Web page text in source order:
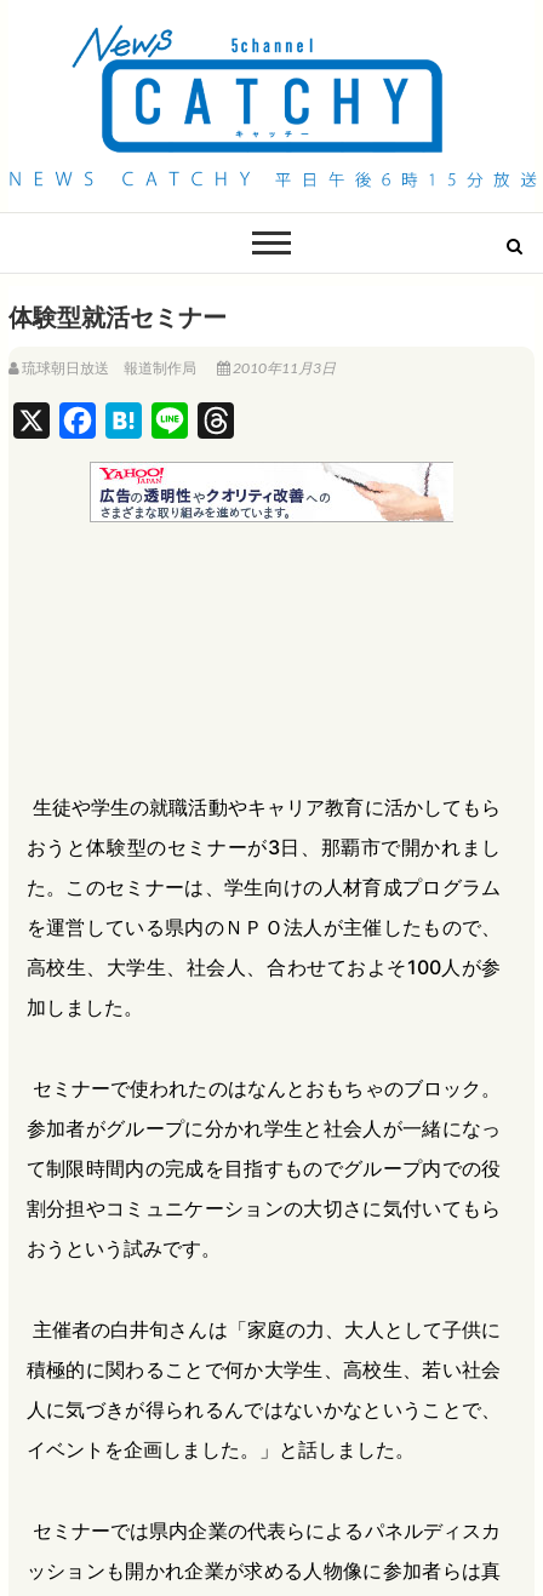
QAB NEWS Headline
体験型就活セミナー
琉球朝日放送 報道制作局 2010年11月3日
a
c
e
H
a
t
e
i
n
e
h
r
e
生徒や学生の就職活動やキャリア教育に活かしてもら
おうと体験型のセミナーが3日、那覇市で開かれまし
た。このセミナーは、学生向けの人材育成プログラム
を運営している県内のＮＰＯ法人が主催したもので、
高校生、大学生、社会人、合わせておよそ100人が参
加しました。
セミナーで使われたのはなんとおもちゃのブロック。
参加者がグループに分かれ学生と社会人が一緒になっ
て制限時間内の完成を目指すものでグループ内での役
割分担やコミュニケーションの大切さに気付いてもら
おうという試みです。
主催者の白井旬さんは「家庭の力、大人として子供に
積極的に関わることで何か大学生、高校生、若い社会
人に気づきが得られるんではないかなということで、
イベントを企画しました。」と話しました。
セミナーでは県内企業の代表らによるパネルディスカ
ッションも開かれ企業が求める人物像に参加者らは真